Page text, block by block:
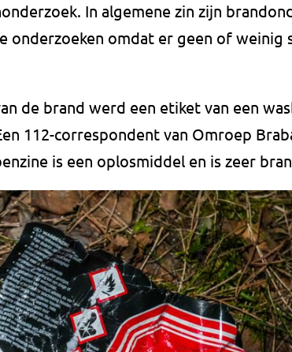
In algemene zin zijn
onderzoeken omdat er geen of weinig
de brand werd een etiket van een
112-correspondent van Omroep
is een oplosmiddel en is zeer